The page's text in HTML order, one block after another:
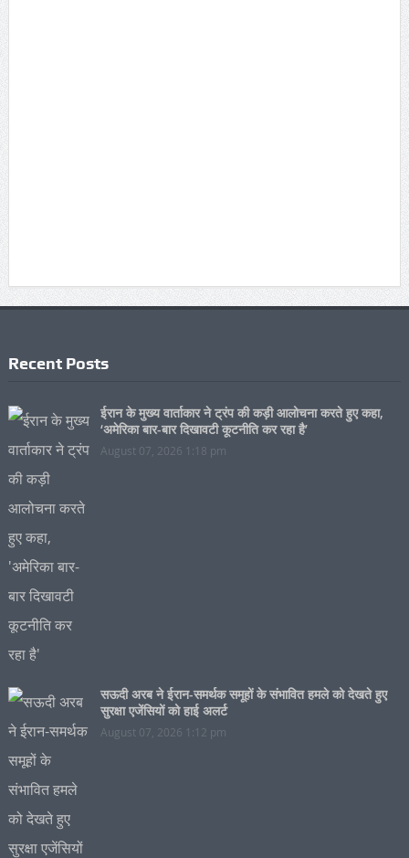
Recent Posts
ईरान के मुख्य वार्ताकार ने ट्रंप की कड़ी आलोचना करते हुए कहा,
‘अमेरिका बार-बार दिखावटी कूटनीति कर रहा है’
August 07, 2026 1:18 pm
सऊदी अरब ने ईरान-समर्थक समूहों के संभावित हमले को देखते हुए
सुरक्षा एजेंसियों को हाई अलर्ट
August 07, 2026 1:12 pm